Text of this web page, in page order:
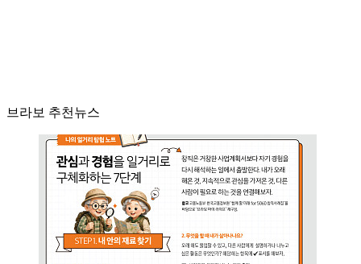
브라보 추천뉴스